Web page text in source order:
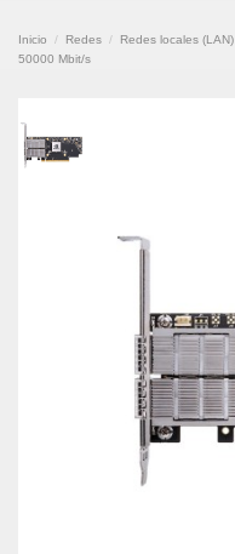
Inicio Redes Redes locales (LAN)
50000 Mbit/s